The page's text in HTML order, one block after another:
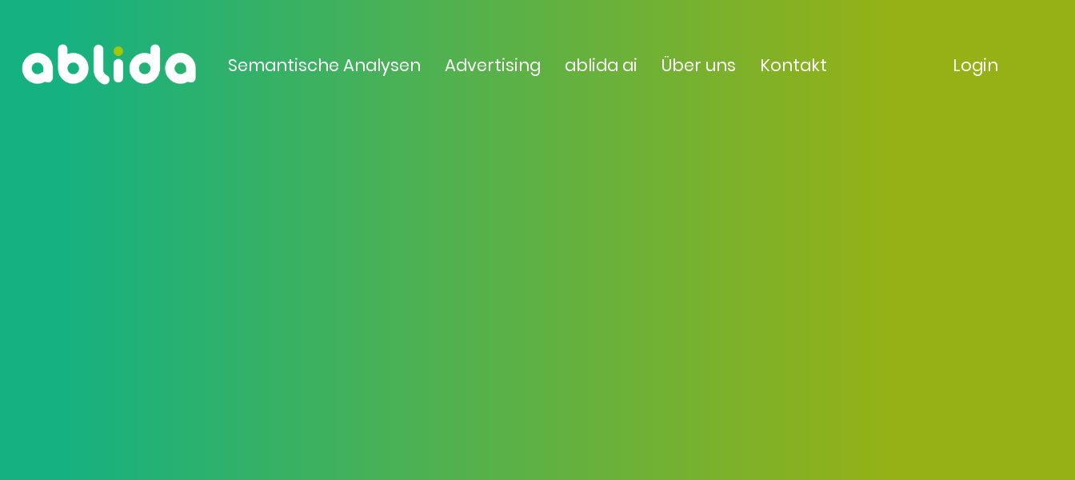
Semantische Analysen Advertising ablida ai Über uns Kontakt Login